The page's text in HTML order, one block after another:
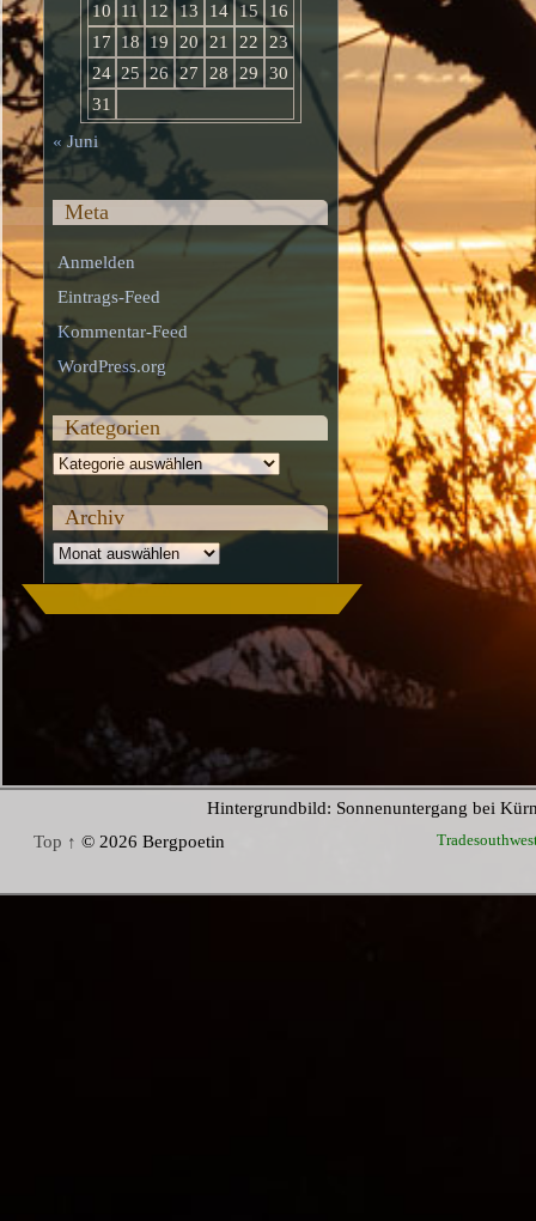
10
11 12 13 14 15
16
17
18 19 20 21 22
23
24 25 26 27 28 29
30
31
« Juni
Meta
Anmelden
Eintrags-Feed
Kommentar-Feed
WordPress.org
Kategorien
Kategorien
Archiv
Archiv
Hintergrundbild: Sonnenuntergang bei
Top ↑ © 2026 Bergpoetin